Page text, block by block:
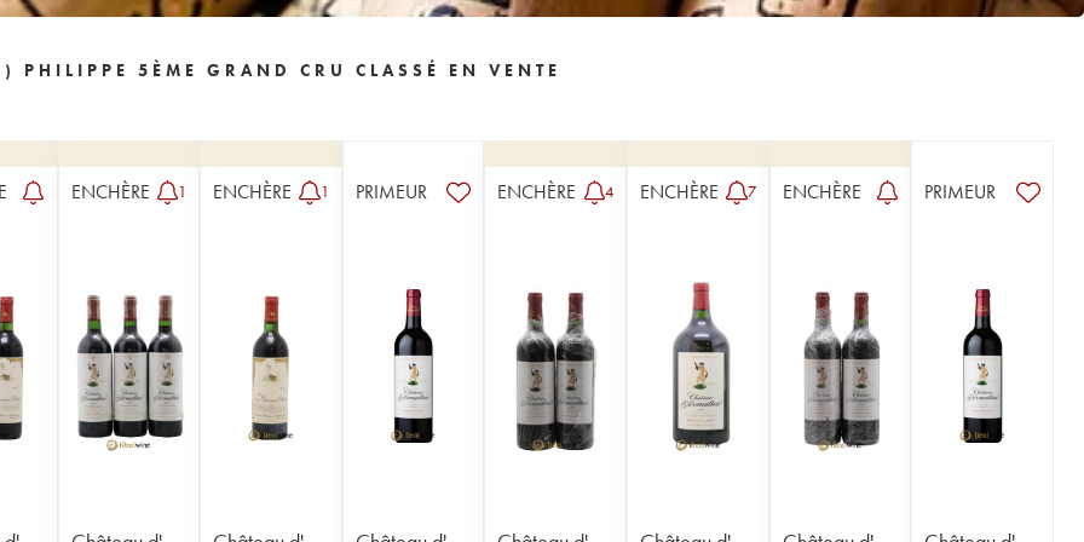
5ÈME GRAND CRU CLASSÉ EN VENTE
ENCHÈRE 1 ENCHÈRE 1 PRIMEUR ENCHÈRE 4 ENCHÈRE 7 ENCHÈRE PRIMEUR